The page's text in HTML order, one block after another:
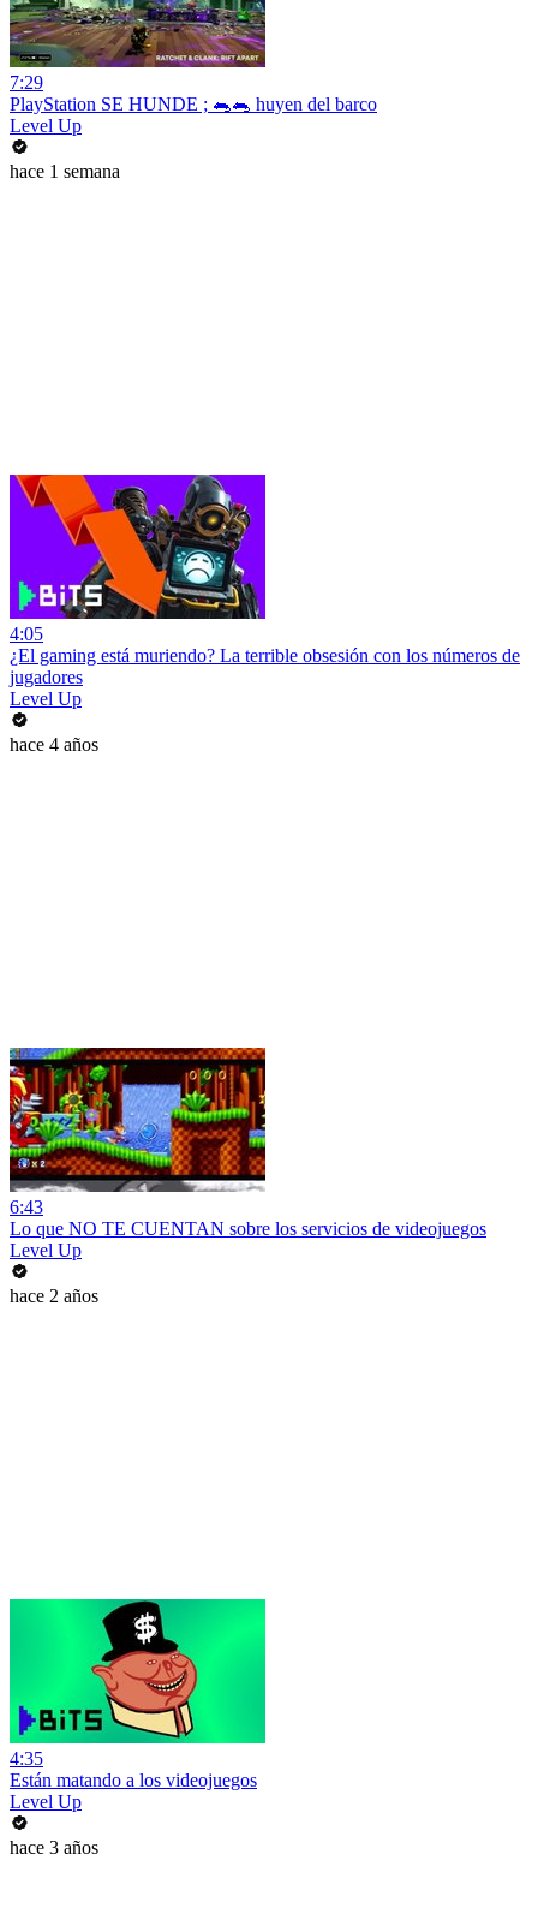
7:29
PlayStation SE HUNDE ; 🐀🐀 huyen del barco
Level Up
hace 1 semana
4:05
¿El gaming está muriendo? La terrible obsesión con los números de
jugadores
Level Up
hace 4 años
6:43
Lo que NO TE CUENTAN sobre los servicios de videojuegos
Level Up
hace 2 años
4:35
Están matando a los videojuegos
Level Up
hace 3 años